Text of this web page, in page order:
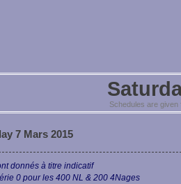
Schedules are
7 Mars 2015
donnés à titre indicatif
0 pour les 400 NL & 200 4Nages